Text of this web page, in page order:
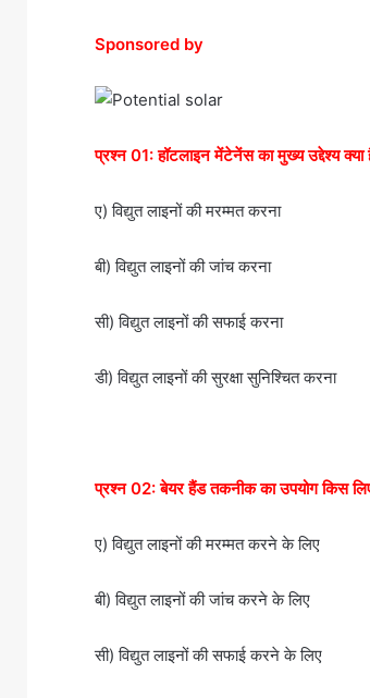
Sponsored by
प्रश्न 01: हॉटलाइन मेंटेनेंस का मुख्य उद्देश्य क्या
ए) विद्युत लाइनों की मरम्मत करना
बी) विद्युत लाइनों की जांच करना
सी) विद्युत लाइनों की सफाई करना
डी) विद्युत लाइनों की सुरक्षा सुनिश्चित करना
प्रश्न 02: बेयर हैंड तकनीक का उपयोग किस
ए) विद्युत लाइनों की मरम्मत करने के लिए
बी) विद्युत लाइनों की जांच करने के लिए
सी) विद्युत लाइनों की सफाई करने के लिए